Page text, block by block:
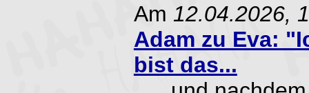
Am 12.04.2026,
Adam zu Eva:
bist das...